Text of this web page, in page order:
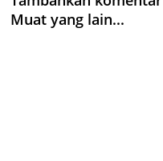
Muat yang lain...